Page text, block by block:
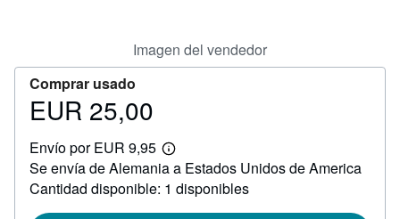
Imagen del vendedor
Comprar usado
Precio
25,00
EUR 25,00
Envío por EUR 9,95
Más
información
sobre
las
Se envía de Alemania a Estados Unidos de America
Cantidad disponible: 1 disponibles